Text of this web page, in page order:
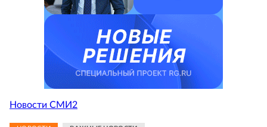
Новости СМИ2